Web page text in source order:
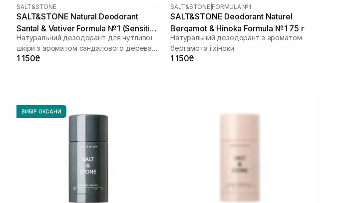
SALT&STONE
SALT&STONE Natural Deodorant
Santal & Vetiver Formula №1 (Sensitive
Skin) 75 г
Натуральний дезодорант для чутливої
шкіри з ароматом сандалового дерева
та ветиверу
1 150₴
SALT&STONE FORMULA №1
SALT&STONE Deodorant Naturel
Bergamot & Hinoka Formula №1 75 г
Натуральний дезодорант з ароматом
бергамота і хіноки
1 150₴
ВИБІР ОКСАНИ